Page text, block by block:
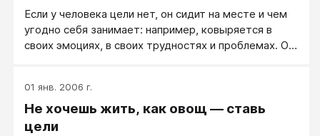
Если у человека цели нет, он сидит на месте и чем
угодно себя занимает: например, ковыряется в
своих эмоциях, в своих трудностях и проблемах. Он
равно делает это от скуки, потому что идти-то
некуда! А когда у человека появляется цель, когда у
него появляется дело его жизни, Максимум его
01 янв. 2006 г.
Не хочешь жить, как овощ — ставь
цели